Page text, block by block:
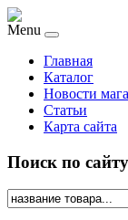
Menu
Главная
Каталог
Новости
Статьи
Карта сайта
Поиск по сайту